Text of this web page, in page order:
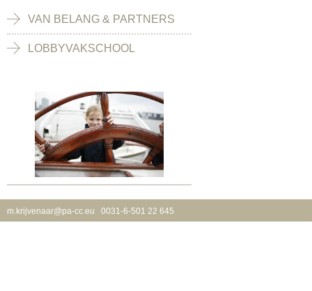
VAN BELANG & PARTNERS
LOBBYVAKSCHOOL
m.krijvenaar@pa-cc.eu 0031-6-501 22 645